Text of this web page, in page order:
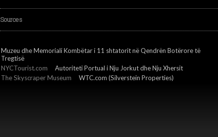
Sources
Muzeu dhe Memoriali Kombëtar i 11 shtatorit në Qendrën Botërore të
Tregtisë
NYCTourist.com
Autoriteti Portual i Nju Jorkut dhe Nju Xhersit
The Skyscraper Museum
WTC.com (Silverstein Properties)